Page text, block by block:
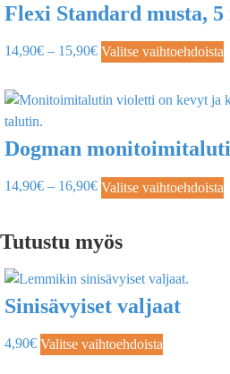
Flexi Standard musta, 5
14,90€ – 15,90€ Valitse vaihtoehdoista
Dogman
14,90€ – 16,90€ Valitse vaihtoehdoista
Tutustu myös
Sinisävyiset valjaat
4,90€ Valitse vaihtoehdoista